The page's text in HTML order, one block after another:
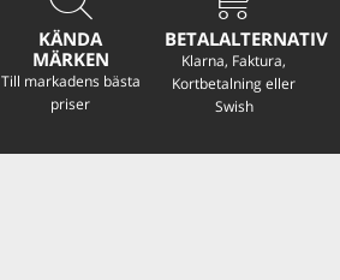
KÄNDA
MÄRKEN
Till markadens bästa
priser
BETALALTERNATIV
Klarna, Faktura,
Kortbetalning eller
Swish